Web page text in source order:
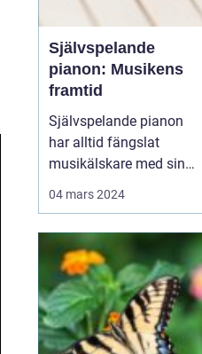
Självspelande
pianon: Musikens
framtid
Självspelande pianon
har alltid fängslat
musikälskare med sin
förhistoriska pianolorna
till de moderna digitala
systemen har teknolog...
04 mars 2024